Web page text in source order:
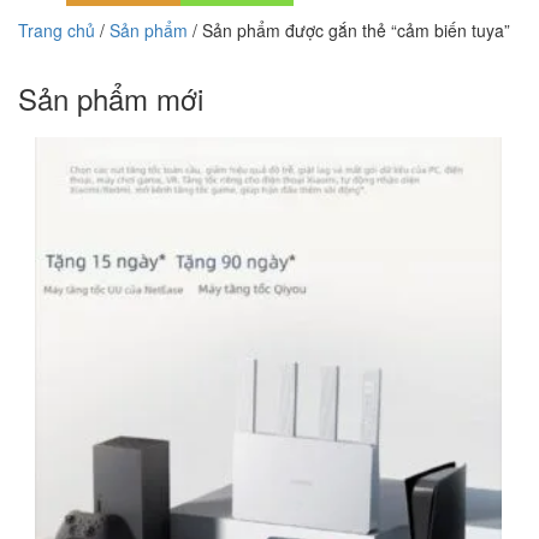
Trang chủ / Sản phẩm / Sản phẩm được gắn thẻ “cảm biến tuya”
Sản phẩm mới